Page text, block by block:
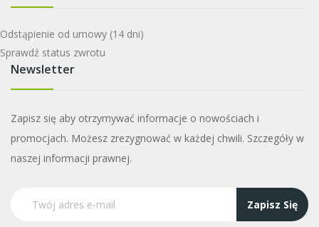
Odstąpienie od umowy (14 dni)
Sprawdź status zwrotu
Newsletter
Zapisz się aby otrzymywać informacje o nowościach i
promocjach. Możesz zrezygnować w każdej chwili. Szczegóły w
naszej informacji prawnej.
Zapisz Się